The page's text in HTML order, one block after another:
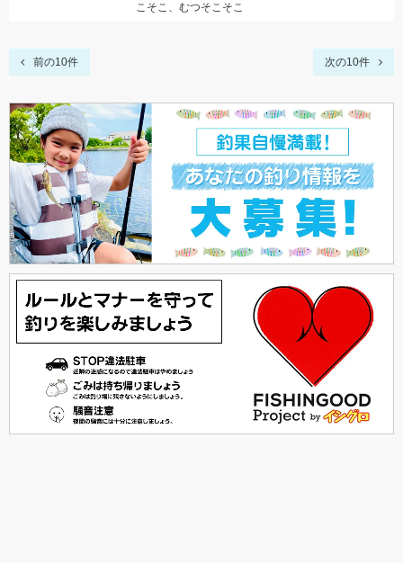
こそこ、むつそこそこ
前の10件 次の10件